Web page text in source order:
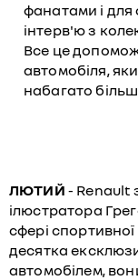
фанатами і для
інтерв'ю з
Все це
автомобіля,
набагато
ЛЮТИЙ - Renault
ілюстратора
сфері спортивної
десятка
автомобілем,